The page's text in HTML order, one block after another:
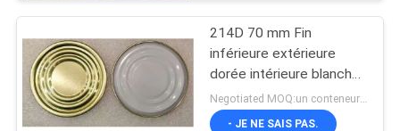
Métal Tin Plate
214D 70 mm Fin
inférieure extérieure
dorée intérieure blanche
pour boissons et
conserves de fruits
Negotiated MOQ:un conteneur 20GP
- JE NE SAIS PAS.